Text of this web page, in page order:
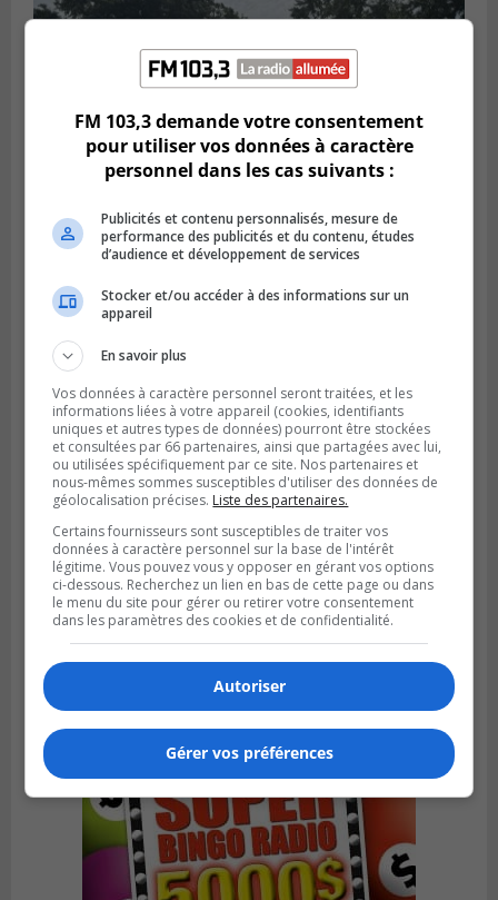
SAINT-HUBERT
Publié le 3 août 2026 à 12h00
Hubert
BROSSARD
Publié le 2 août 2026 à 12h12
Le Festin culturel rassemblera les familles
à Brossard
FM 103,3 demande votre consentement
pour utiliser vos données à caractère
personnel dans les cas suivants :
Publicités et contenu personnalisés, mesure de
performance des publicités et du contenu, études
d’audience et développement de services
Stocker et/ou accéder à des informations sur un
appareil
En savoir plus
Vos données à caractère personnel seront traitées, et les
informations liées à votre appareil (cookies, identifiants
uniques et autres types de données) pourront être stockées
et consultées par 66 partenaires, ainsi que partagées avec lui,
ou utilisées spécifiquement par ce site. Nos partenaires et
nous-mêmes sommes susceptibles d'utiliser des données de
géolocalisation précises. Liste des partenaires.
Certains fournisseurs sont susceptibles de traiter vos
données à caractère personnel sur la base de l'intérêt
légitime. Vous pouvez vous y opposer en gérant vos options
ci-dessous. Recherchez un lien en bas de cette page ou dans
le menu du site pour gérer ou retirer votre consentement
dans les paramètres des cookies et de confidentialité.
Autoriser
Gérer vos préférences